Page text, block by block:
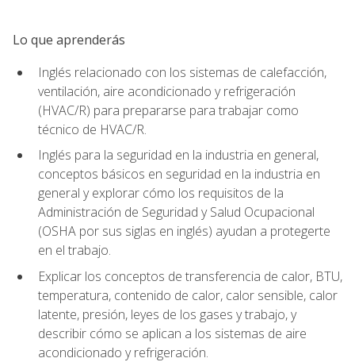
Lo que aprenderás
Inglés relacionado con los sistemas de calefacción,
ventilación, aire acondicionado y refrigeración
(HVAC/R) para prepararse para trabajar como
técnico de HVAC/R.
Inglés para la seguridad en la industria en general,
conceptos básicos en seguridad en la industria en
general y explorar cómo los requisitos de la
Administración de Seguridad y Salud Ocupacional
(OSHA por sus siglas en inglés) ayudan a protegerte
en el trabajo.
Explicar los conceptos de transferencia de calor, BTU,
temperatura, contenido de calor, calor sensible, calor
latente, presión, leyes de los gases y trabajo, y
describir cómo se aplican a los sistemas de aire
acondicionado y refrigeración.